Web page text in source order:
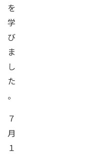
を
学
び
ま
し
た
。
７
月
１